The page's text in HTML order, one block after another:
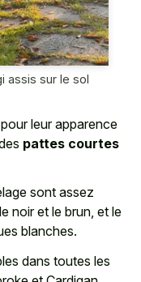
assis sur le sol
leur apparence
pattes courtes
sont assez
noir et le brun, et le
blanches.
dans toutes les